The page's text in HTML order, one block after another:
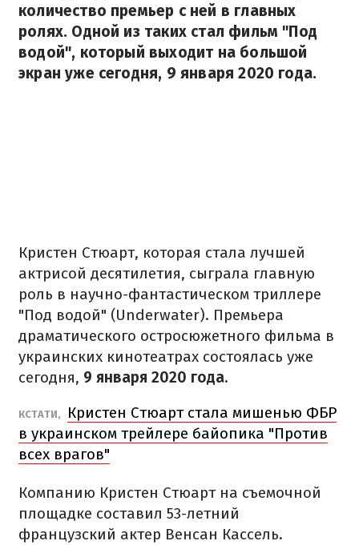
количество премьер с ней в главных
ролях. Одной из таких стал фильм "Под
водой", который выходит на большой
экран уже сегодня, 9 января 2020 года.
Кристен Стюарт, которая стала лучшей
актрисой десятилетия, сыграла главную
роль в научно-фантастическом триллере
"Под водой" (Underwater). Премьера
драматического остросюжетного фильма в
украинских кинотеатрах состоялась уже
сегодня, 9 января 2020 года.
КСТАТИ,
Кристен Стюарт стала мишенью ФБР
в украинском трейлере байопика "Против
всех врагов"
Компанию Кристен Стюарт на съемочной
площадке составил 53-летний
французский актер Венсан Кассель.